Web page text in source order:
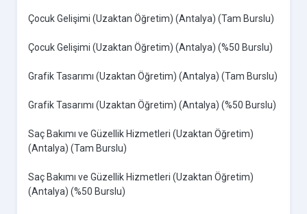
Çocuk Gelişimi (Uzaktan Öğretim) (Antalya) (Tam Burslu)
Çocuk Gelişimi (Uzaktan Öğretim) (Antalya) (%50 Burslu)
Grafik Tasarımı (Uzaktan Öğretim) (Antalya) (Tam Burslu)
Grafik Tasarımı (Uzaktan Öğretim) (Antalya) (%50 Burslu)
Saç Bakımı ve Güzellik Hizmetleri (Uzaktan Öğretim)
(Antalya) (Tam Burslu)
Saç Bakımı ve Güzellik Hizmetleri (Uzaktan Öğretim)
(Antalya) (%50 Burslu)